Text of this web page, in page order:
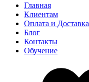
Главная
Клиентам
Оплата и Доставка
Блог
Контакты
Обучение